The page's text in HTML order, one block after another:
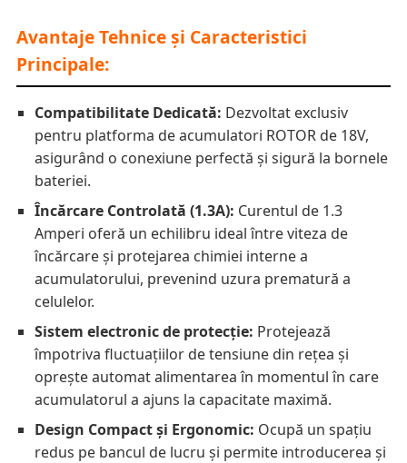
Avantaje Tehnice și Caracteristici
Principale:
Compatibilitate Dedicată: Dezvoltat exclusiv
pentru platforma de acumulatori ROTOR de 18V,
asigurând o conexiune perfectă și sigură la bornele
bateriei.
Încărcare Controlată (1.3A): Curentul de 1.3
Amperi oferă un echilibru ideal între viteza de
încărcare și protejarea chimiei interne a
acumulatorului, prevenind uzura prematură a
celulelor.
Sistem electronic de protecție: Protejează
împotriva fluctuațiilor de tensiune din rețea și
oprește automat alimentarea în momentul în care
acumulatorul a ajuns la capacitate maximă.
Design Compact și Ergonomic: Ocupă un spațiu
redus pe bancul de lucru și permite introducerea și